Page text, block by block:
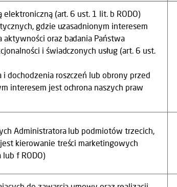
elektroniczną (art. 6 ust. 1 lit. b RODO)
gdzie uzasadnionym interesem
oraz badania Państwa
i świadczonych usług (art. 6 ust.
dochodzenia roszczeń lub obrony przed
interesem jest ochrona naszych praw
Administratora lub podmiotów trzecich,
kierowanie treści marketingowych
lub f RODO)